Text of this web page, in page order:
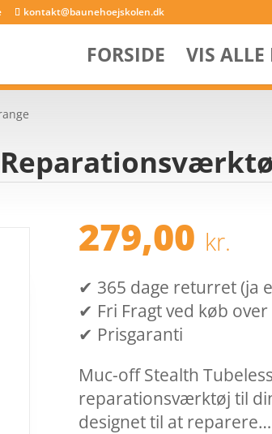
kontakt@baunehoejskolen.dk
FORSIDE VIS ALLE
279,00 kr.
✔ 365 dage returret (ja
✔ Fri Fragt ved køb over
✔ Prisgaranti
Muc-off Stealth
reparationsværktøj til
designet til at